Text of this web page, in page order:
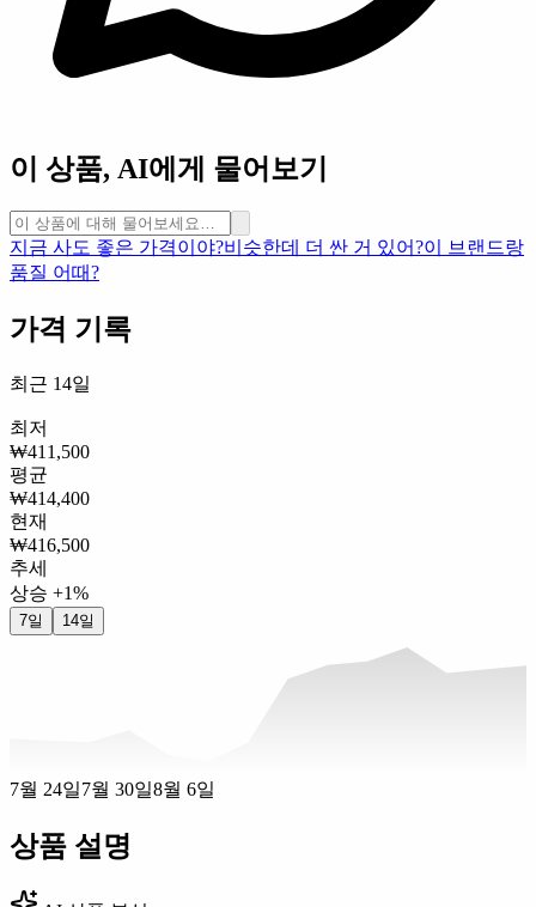
이 상품, AI에게 물어보기
지금 사도 좋은 가격이야?비슷한데 더 싼 거 있어?이 브랜드랑
품질 어때?
가격 기록
최근 14일
최저
₩411,500
평균
₩414,400
현재
₩416,500
추세
상승 +1%
7일 14일
7월 24일7월 30일8월 6일
상품 설명